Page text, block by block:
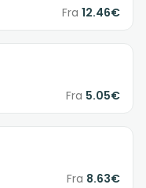
Fra 12.46€
Fra 5.05€
Fra 8.63€